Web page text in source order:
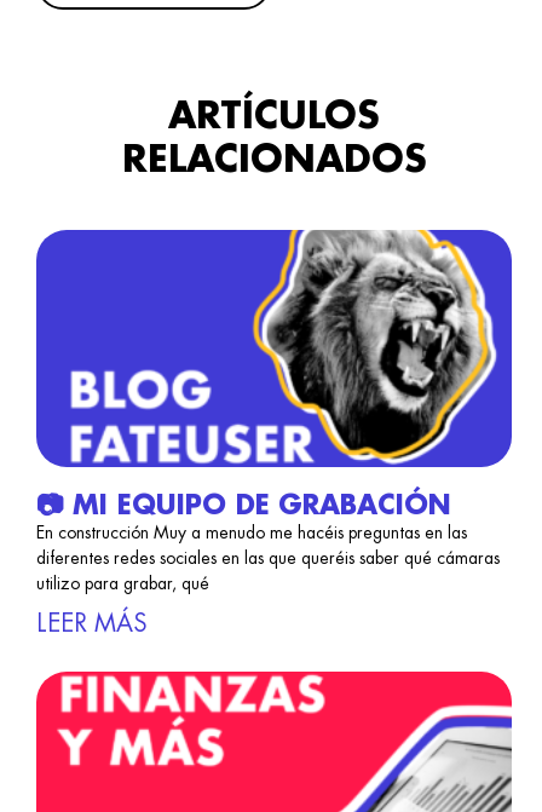
ARTÍCULOS
RELACIONADOS
📷 MI EQUIPO DE GRABACIÓN
En construcción Muy a menudo me hacéis preguntas en las
diferentes redes sociales en las que queréis saber qué cámaras
utilizo para grabar, qué
LEER MÁS